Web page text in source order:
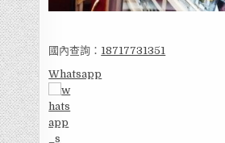
國內查詢： 18717731351
Whatsapp